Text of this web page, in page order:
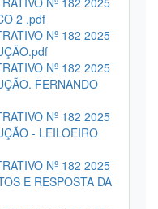
2 .pdf
Nº 182 2025
Nº 182 2025
FERNANDO
Nº 182 2025
- LEILOEIRO
Nº 182 2025
E RESPOSTA DA